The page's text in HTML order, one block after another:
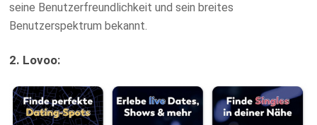
seine Benutzerfreundlichkeit und sein breites
Benutzerspektrum bekannt.
2. Lovoo: